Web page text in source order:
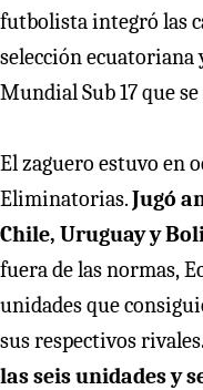
futbolista integró las
selección ecuatoriana
Mundial Sub 17 que
El zaguero estuvo en
Eliminatorias.Jugó
Chile, Uruguay y
fuera de las normas,
unidades que
sus respectivos rivales
las seis unidades y